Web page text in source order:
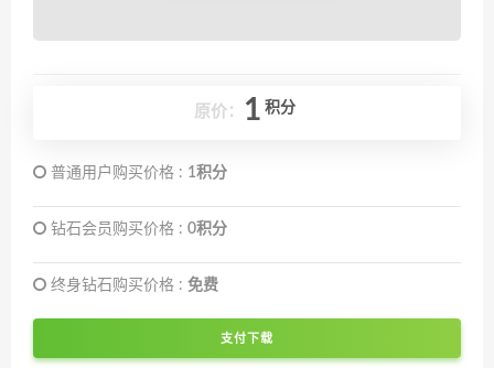
原价： 1 积分
普通用户购买价格 : 1积分
钻石会员购买价格 : 0积分
终身钻石购买价格 : 免费
支付下载